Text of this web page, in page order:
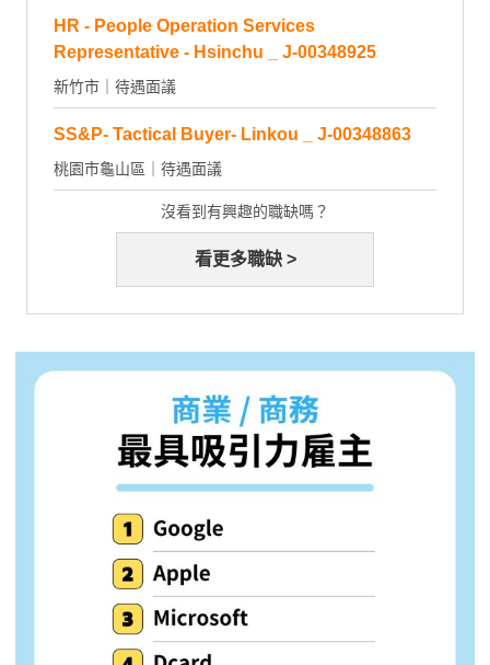
HR - People Operation Services
Representative - Hsinchu _ J-00348925
新竹市｜待遇面議
SS&P- Tactical Buyer- Linkou _ J-00348863
桃園市龜山區｜待遇面議
沒看到有興趣的職缺嗎？
看更多職缺 >